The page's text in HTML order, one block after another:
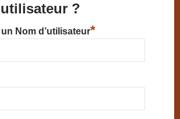
?
Nom d’utilisateur*